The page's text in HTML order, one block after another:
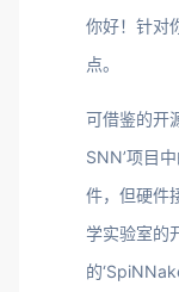
你好！针对
点。
可借鉴的开
SNN’项目
件，但硬件
学实验室的
的